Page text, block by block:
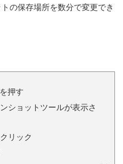
の保存場所を数分で変更でき
押す
ショットツールが表示さ
リック